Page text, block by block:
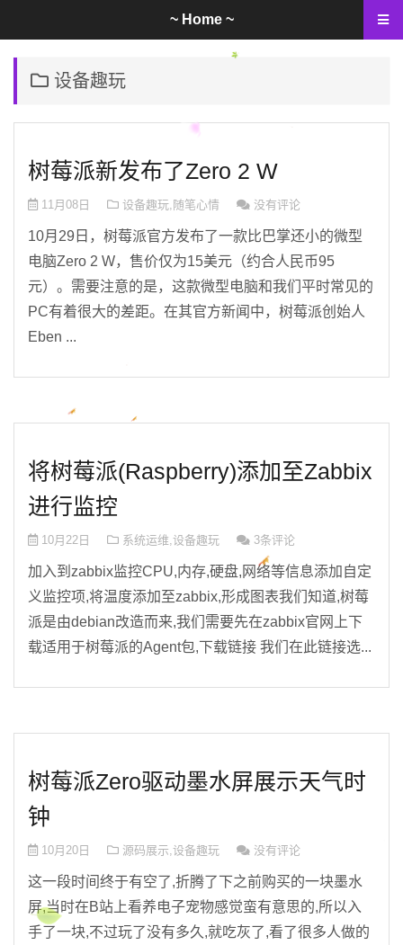
设备趣玩
树莓派新发布了Zero 2 W
11月08日 设备趣玩, 随笔心情 没有评论
10月29日，树莓派官方发布了一款比巴掌还小的微型
电脑Zero 2 W，售价仅为15美元（约合人民币95
元）。需要注意的是，这款微型电脑和我们平时常见的
PC有着很大的差距。在其官方新闻中，树莓派创始人
Eben ...
将树莓派(Raspberry)添加至Zabbix
进行监控
10月22日 系统运维,设备趣玩 3条评论
加入到zabbix监控CPU,内存,硬盘,网络等信息添加自定
义监控项,将温度添加至zabbix,形成图表我们知道,树莓
派是由debian改造而来,我们需要先在zabbix官网上下
载适用于树莓派的Agent包,下载链接 我们在此链接选...
树莓派Zero驱动墨水屏展示天气时
钟
10月20日 源码展示,设备趣玩 没有评论
这一段时间终于有空了,折腾了下之前购买的一块墨水
屏,当时在B站上看养电子宠物感觉蛮有意思的,所以入
手了一块,不过玩了没有多久,就吃灰了,看了很多人做的
~ Home ~